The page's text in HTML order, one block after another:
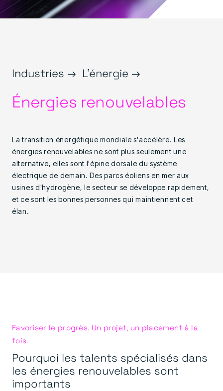
Industries → L'énergie →
Énergies renouvelables
La transition énergétique mondiale s'accélère. Les
énergies renouvelables ne sont plus seulement une
alternative, elles sont l'épine dorsale du système
électrique de demain. Des parcs éoliens en mer aux
usines d'hydrogène, le secteur se développe rapidement,
et ce sont les bonnes personnes qui maintiennent cet
élan.
Favoriser le progrès. Un projet, un placement à la
fois.
Pourquoi les talents spécialisés dans
les énergies renouvelables sont
importants